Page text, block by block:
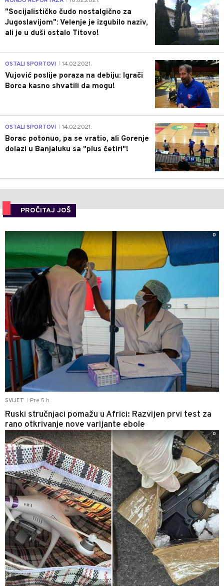
"Socijalističko čudo nostalgično za
Jugoslavijom": Velenje je izgubilo naziv,
ali je u duši ostalo Titovo!
1
OSTALI SPORTOVI 14.02.2021.
Vujović poslije poraza na debiju: Igrači
Borca kasno shvatili da mogu!
3
OSTALI SPORTOVI 14.02.2021.
Borac potonuo, pa se vratio, ali Gorenje
dolazi u Banjaluku sa "plus četiri"!
PROČITAJ JOŠ
SVIJET Pre 5 h
Ruski stručnjaci pomažu u Africi: Razvijen prvi test za
rano otkrivanje nove varijante ebole
0
0